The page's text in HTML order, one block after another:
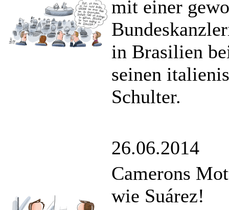
mit einer
in Brasilien
seinen
Schulter.
26.06.2014
Camerons
wie Suárez!